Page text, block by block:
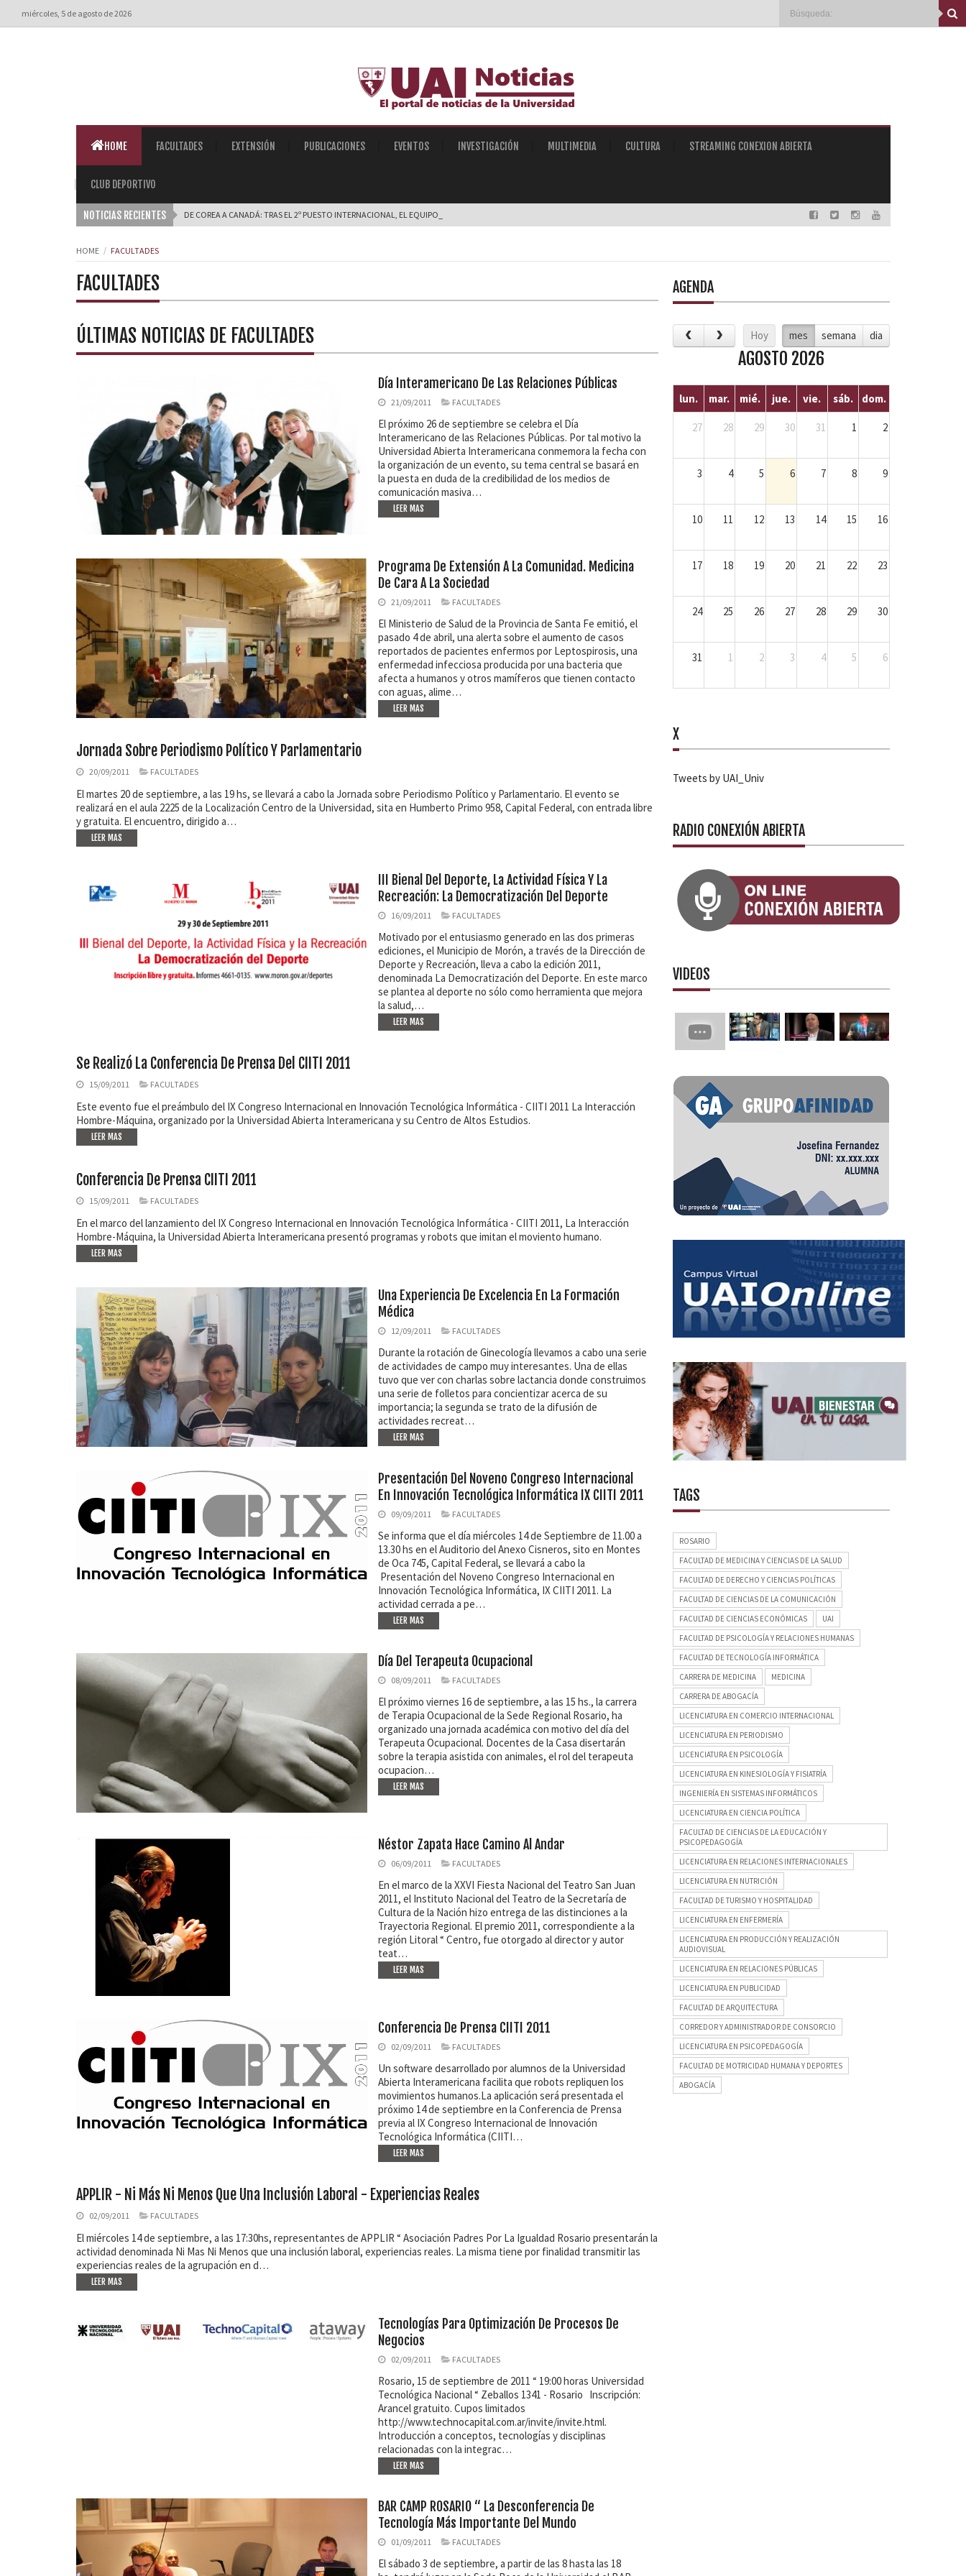
miércoles, 5 de agosto de 2026
HOME FACULTADES EXTENSIÓN PUBLICACIONES EVENTOS INVESTIGACIÓN MULTIMEDIA CULTURA STREAMING CONEXION ABIERTA
CLUB DEPORTIVO
NOTICIAS RECIENTES DE COREA A CANADÁ: TRAS EL 2º PUESTO INTERNACIONAL, EL EQUIPO DE ROBÓTICA SU |
HOME FACULTADES
FACULTADES
ÚLTIMAS NOTICIAS DE FACULTADES
Día Interamericano De Las Relaciones Públicas
21/09/2011 FACULTADES
El próximo 26 de septiembre se celebra el Día
Interamericano de las Relaciones Públicas. Por tal motivo la
Universidad Abierta Interamericana conmemora la fecha con
la organización de un evento, su tema central se basará en
la puesta en duda de la credibilidad de los medios de
comunicación masiva…
LEER MAS
Programa De Extensión A La Comunidad. Medicina
De Cara A La Sociedad
21/09/2011 FACULTADES
El Ministerio de Salud de la Provincia de Santa Fe emitió, el
pasado 4 de abril, una alerta sobre el aumento de casos
reportados de pacientes enfermos por Leptospirosis, una
enfermedad infecciosa producida por una bacteria que
afecta a humanos y otros mamíferos que tienen contacto
con aguas, alime…
LEER MAS
Jornada Sobre Periodismo Político Y Parlamentario
20/09/2011 FACULTADES
El martes 20 de septiembre, a las 19 hs, se llevará a cabo la Jornada sobre Periodismo Político y Parlamentario. El evento se
realizará en el aula 2225 de la Localización Centro de la Universidad, sita en Humberto Primo 958, Capital Federal, con entrada libre
y gratuita. El encuentro, dirigido a…
LEER MAS
III Bienal Del Deporte, La Actividad Física Y La
Recreación: La Democratización Del Deporte
16/09/2011 FACULTADES
Motivado por el entusiasmo generado en las dos primeras
ediciones, el Municipio de Morón, a través de la Dirección de
Deporte y Recreación, lleva a cabo la edición 2011,
denominada La Democratización del Deporte. En este marco
se plantea al deporte no sólo como herramienta que mejora
la salud,…
LEER MAS
Se Realizó La Conferencia De Prensa Del CIITI 2011
15/09/2011 FACULTADES
Este evento fue el preámbulo del IX Congreso Internacional en Innovación Tecnológica Informática - CIITI 2011 La Interacción
Hombre-Máquina, organizado por la Universidad Abierta Interamericana y su Centro de Altos Estudios.
LEER MAS
Conferencia De Prensa CIITI 2011
15/09/2011 FACULTADES
En el marco del lanzamiento del IX Congreso Internacional en Innovación Tecnológica Informática - CIITI 2011, La Interacción
Hombre-Máquina, la Universidad Abierta Interamericana presentó programas y robots que imitan el moviento humano.
LEER MAS
Una Experiencia De Excelencia En La Formación
Médica
12/09/2011 FACULTADES
Durante la rotación de Ginecología llevamos a cabo una serie
de actividades de campo muy interesantes. Una de ellas
tuvo que ver con charlas sobre lactancia donde construimos
una serie de folletos para concientizar acerca de su
importancia; la segunda se trato de la difusión de
actividades recreat…
LEER MAS
Presentación Del Noveno Congreso Internacional
En Innovación Tecnológica Informática IX CIITI 2011
09/09/2011 FACULTADES
Se informa que el día miércoles 14 de Septiembre de 11.00 a
13.30 hs en el Auditorio del Anexo Cisneros, sito en Montes
de Oca 745, Capital Federal, se llevará a cabo la
Presentación del Noveno Congreso Internacional en
Innovación Tecnológica Informática, IX CIITI 2011. La
actividad cerrada a pe…
LEER MAS
Día Del Terapeuta Ocupacional
08/09/2011 FACULTADES
El próximo viernes 16 de septiembre, a las 15 hs., la carrera
de Terapia Ocupacional de la Sede Regional Rosario, ha
organizado una jornada académica con motivo del día del
Terapeuta Ocupacional. Docentes de la Casa disertarán
sobre la terapia asistida con animales, el rol del terapeuta
ocupacion…
LEER MAS
Néstor Zapata Hace Camino Al Andar
06/09/2011 FACULTADES
En el marco de la XXVI Fiesta Nacional del Teatro San Juan
2011, el Instituto Nacional del Teatro de la Secretaría de
Cultura de la Nación hizo entrega de las distinciones a la
Trayectoria Regional. El premio 2011, correspondiente a la
región Litoral “ Centro, fue otorgado al director y autor
teat…
LEER MAS
Conferencia De Prensa CIITI 2011
02/09/2011 FACULTADES
Un software desarrollado por alumnos de la Universidad
Abierta Interamericana facilita que robots repliquen los
movimientos humanos.La aplicación será presentada el
próximo 14 de septiembre en la Conferencia de Prensa
previa al IX Congreso Internacional de Innovación
Tecnológica Informática (CIITI…
LEER MAS
APPLIR - Ni Más Ni Menos Que Una Inclusión Laboral - Experiencias Reales
02/09/2011 FACULTADES
El miércoles 14 de septiembre, a las 17:30hs, representantes de APPLIR “ Asociación Padres Por La Igualdad Rosario presentarán la
actividad denominada Ni Mas Ni Menos que una inclusión laboral, experiencias reales. La misma tiene por finalidad transmitir las
experiencias reales de la agrupación en d…
LEER MAS
Tecnologías Para Optimización De Procesos De
Negocios
02/09/2011 FACULTADES
Rosario, 15 de septiembre de 2011 “ 19:00 horas Universidad
Tecnológica Nacional “ Zeballos 1341 - Rosario Inscripción:
Arancel gratuito. Cupos limitados
http://www.technocapital.com.ar/invite/invite.html.
Introducción a conceptos, tecnologías y disciplinas
relacionadas con la integrac…
LEER MAS
BAR CAMP ROSARIO “ La Desconferencia De
Tecnología Más Importante Del Mundo
01/09/2011 FACULTADES
El sábado 3 de septiembre, a partir de las 8 hasta las 18
AGENDA
Hoy mes semana dia
AGOSTO 2026
lun. mar. mié. jue. vie. sáb. dom.
27 28 29 30 31 1 2
3 4 5 6 7 8 9
10 11 12 13 14 15 16
17 18 19 20 21 22 23
24 25 26 27 28 29 30
31 1 2 3 4 5 6
X
Tweets by UAI_Univ
RADIO CONEXIÓN ABIERTA
VIDEOS
TAGS
ROSARIO
FACULTAD DE MEDICINA Y CIENCIAS DE LA SALUD
FACULTAD DE DERECHO Y CIENCIAS POLÍTICAS
FACULTAD DE CIENCIAS DE LA COMUNICACIÓN
FACULTAD DE CIENCIAS ECONÓMICAS
UAI
FACULTAD DE PSICOLOGÍA Y RELACIONES HUMANAS
FACULTAD DE TECNOLOGÍA INFORMÁTICA
CARRERA DE MEDICINA
MEDICINA
CARRERA DE ABOGACÍA
LICENCIATURA EN COMERCIO INTERNACIONAL
LICENCIATURA EN PERIODISMO
LICENCIATURA EN PSICOLOGÍA
LICENCIATURA EN KINESIOLOGÍA Y FISIATRÍA
INGENIERÍA EN SISTEMAS INFORMÁTICOS
LICENCIATURA EN CIENCIA POLÍTICA
FACULTAD DE CIENCIAS DE LA EDUCACIÓN Y
PSICOPEDAGOGÍA
LICENCIATURA EN RELACIONES INTERNACIONALES
LICENCIATURA EN NUTRICIÓN
FACULTAD DE TURISMO Y HOSPITALIDAD
LICENCIATURA EN ENFERMERÍA
LICENCIATURA EN PRODUCCIÓN Y REALIZACIÓN
AUDIOVISUAL
LICENCIATURA EN RELACIONES PÚBLICAS
LICENCIATURA EN PUBLICIDAD
FACULTAD DE ARQUITECTURA
CORREDOR Y ADMINISTRADOR DE CONSORCIO
LICENCIATURA EN PSICOPEDAGOGÍA
FACULTAD DE MOTRICIDAD HUMANA Y DEPORTES
ABOGACÍA